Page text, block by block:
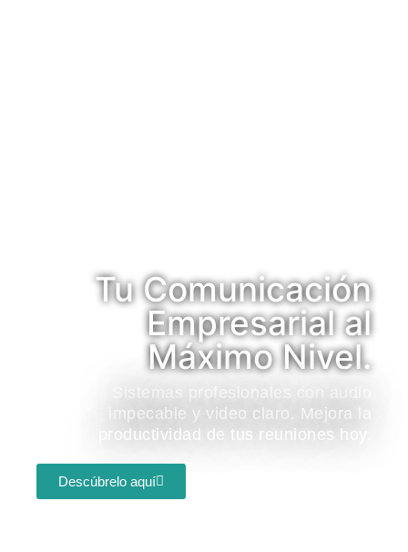
Tu Comunicación
Empresarial al
Máximo Nivel.
Sistemas profesionales con audio
impecable y video claro. Mejora la
productividad de tus reuniones hoy.
Descúbrelo aquí